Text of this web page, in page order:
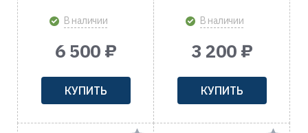
В наличии
6 500 ₽
КУПИТЬ
В наличии
3 200 ₽
КУПИТЬ